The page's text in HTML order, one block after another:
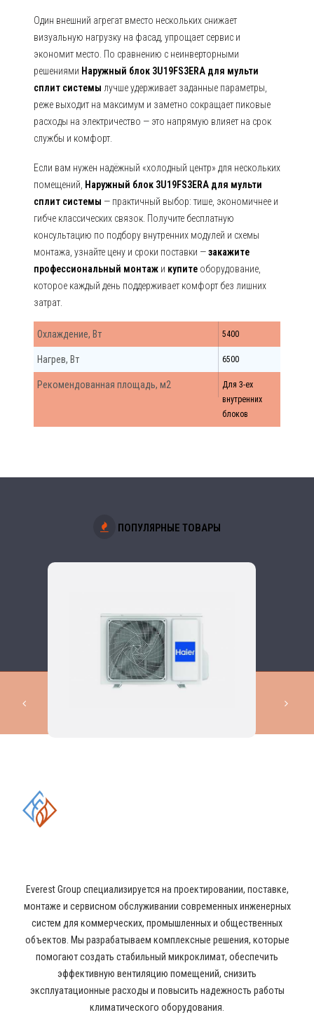
Один внешний агрегат вместо нескольких снижает
визуальную нагрузку на фасад, упрощает сервис и
экономит место. По сравнению с неинверторными
решениями Наружный блок 3U19FS3ERA для мульти
сплит системы лучше удерживает заданные параметры,
реже выходит на максимум и заметно сокращает пиковые
расходы на электричество — это напрямую влияет на срок
службы и комфорт.
Если вам нужен надёжный «холодный центр» для нескольких
помещений, Наружный блок 3U19FS3ERA для мульти
сплит системы — практичный выбор: тише, экономичнее и
гибче классических связок. Получите бесплатную
консультацию по подбору внутренних модулей и схемы
монтажа, узнайте цену и сроки поставки —закажите
профессиональный монтаж и купите оборудование,
которое каждый день поддерживает комфорт без лишних
затрат.
Охлаждение, Вт 5400
Нагрев, Вт 6500
Рекомендованная площадь, м2
Для 3-ех
внутренних
блоков
ПОПУЛЯРНЫЕ ТОВАРЫ
Everest Group специализируется на проектировании, поставке,
монтаже и сервисном обслуживании современных инженерных
систем для коммерческих, промышленных и общественных
объектов. Мы разрабатываем комплексные решения, которые
помогают создать стабильный микроклимат, обеспечить
эффективную вентиляцию помещений, снизить
эксплуатационные расходы и повысить надежность работы
климатического оборудования.